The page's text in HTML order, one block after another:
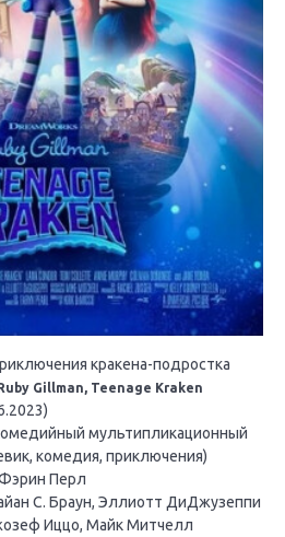
кракена-подростка
Gillman, Teenage Kraken
мультипликационный
комедия, приключения)
Перл
С. Браун, Эллиотт ДиДжузеппи
Иццо, Майк Митчелл